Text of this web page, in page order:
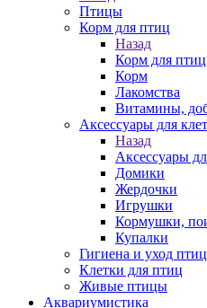
Птицы
Корм для птиц
Назад
Корм для птиц
Корм
Лакомства
Витамины,
Аксессуары для
Назад
Аксессуары
Домики
Жердочки
Игрушки
Кормушки,
Купалки
Гигиена и уход
Клетки для птиц
Живые птицы
Аквариумистика